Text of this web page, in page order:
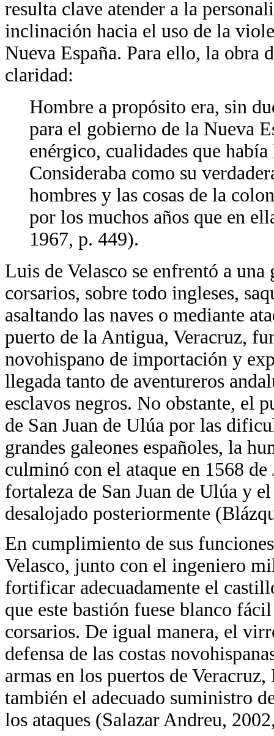
resulta clave atender a la
inclinación hacia el uso de la
Nueva España. Para ello, la obra
claridad:
Hombre a propósito era, sin
para el gobierno de la Nueva
enérgico, cualidades que
Consideraba como su
hombres y las cosas de la
por los muchos años que en
1967, p. 449).
Luis de Velasco se enfrentó a
corsarios, sobre todo ingleses,
asaltando las naves o mediante
puerto de la Antigua, Veracruz,
novohispano de importación y
llegada tanto de aventureros
esclavos negros. No obstante, el
de San Juan de Ulúa por las
grandes galeones españoles, la
culminó con el ataque en 1568
fortaleza de San Juan de Ulúa y
desalojado posteriormente
En cumplimiento de sus
Velasco, junto con el ingeniero
fortificar adecuadamente el
que este bastión fuese blanco
corsarios. De igual manera, el
defensa de las costas
armas en los puertos de
también el adecuado suministro
los ataques (Salazar Andreu,